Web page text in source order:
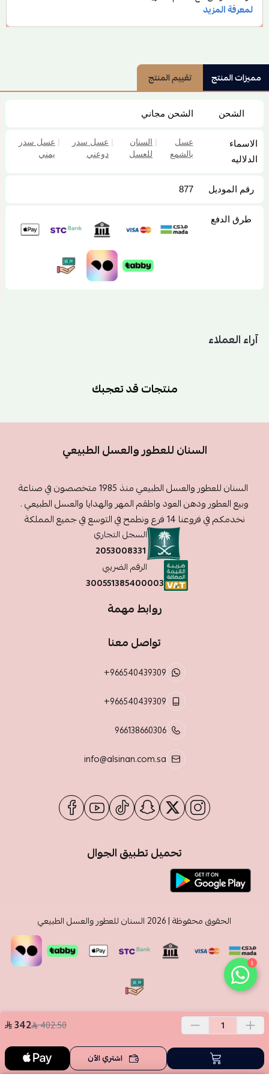
402.50
342
اشتري الآن
مميزات المنتج تقييم المنتج
الشحن الشحن مجاني
الاسماء
الدلاليه
عسل
بالشمع
| السنان
للعسل
| عسل سدر
دوعني
| عسل سدر
يمني
رقم الموديل 877
طرق الدفع
آراء العملاء
منتجات قد تعجبك
السنان للعطور والعسل الطبيعي
السنان للعطور والعسل الطبيعي منذ 1985 متخصصون في صناعة
وبيع العطور ودهن العود واطقم المهر والهدايا والعسل الطبيعي .
نخدمكم في فروعنا 14 فرع ونطمح في التوسع في جميع المملكة
السجل التجاري
2053008331
الرقم الضريبي
300551385400003
روابط مهمة
تواصل معنا
+966540439309
+966540439309
966138660306
info@alsinan.com.sa
تحميل تطبيق الجوال
الحقوق محفوظة | 2026 السنان للعطور والعسل الطبيعي
1